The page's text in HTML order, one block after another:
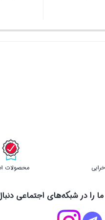
بستن
محصولات
ما را در شبکه‌های اجتماعی